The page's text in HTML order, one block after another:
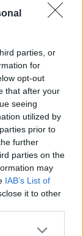
parties, or
for
opt-out
that after your
seeing
utilized by
prior to
further
parties on the
may
IAB’s List of
it to other
more Google
2023 μέσα
χάσετε